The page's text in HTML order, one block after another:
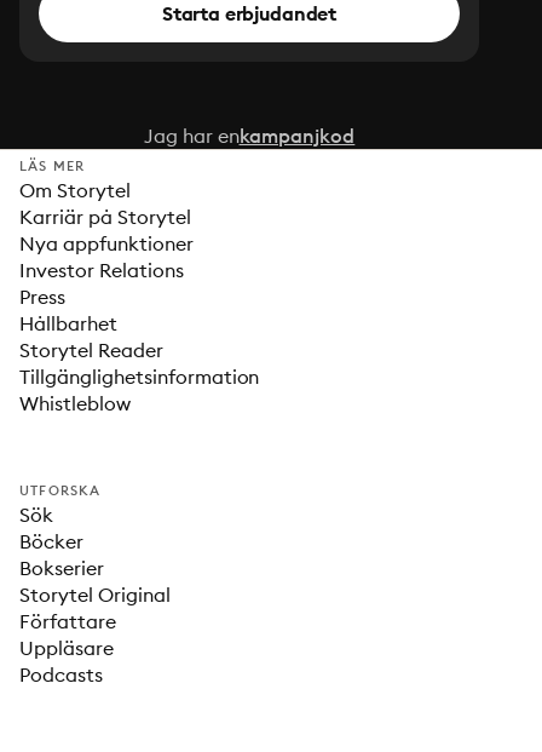
Starta erbjudandet
Jag har enkampanjkod
LÄS MER
Om Storytel
Karriär på Storytel
Nya appfunktioner
Investor Relations
Press
Hållbarhet
Storytel Reader
Tillgänglighetsinformation
Whistleblow
UTFORSKA
Sök
Böcker
Bokserier
Storytel Original
Författare
Uppläsare
Podcasts